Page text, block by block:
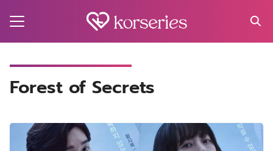
Forest of Secrets